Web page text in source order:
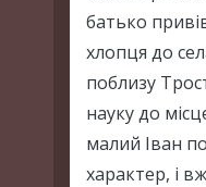
батько
хлопця до
поблизу
науку до
малий Іван
характер, і